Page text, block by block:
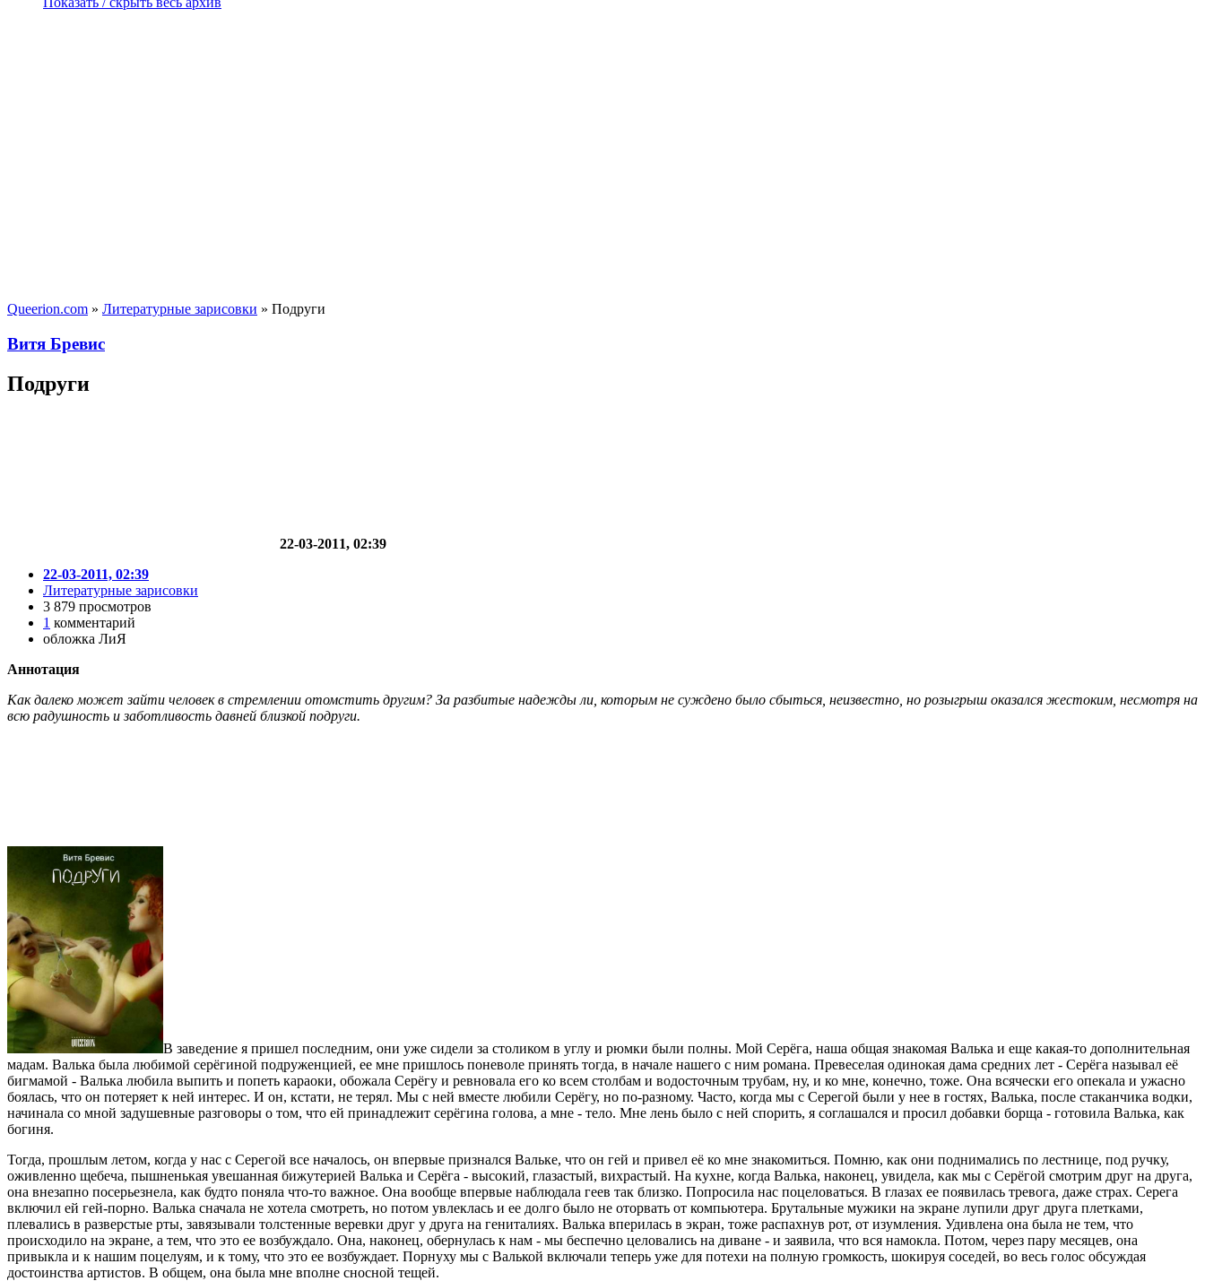
Queerion.com » Литературные зарисовки » Подруги
Витя Бревис
Подруги
22-03-2011, 02:39
22-03-2011, 02:39
Литературные зарисовки
3 879 просмотров
1 комментарий
обложка ЛиЯ
Аннотация
Как далеко может зайти человек в стремлении отомстить другим? За разбитые надежды ли, которым не суждено было сбыться, неизвестно, но розыгрыш оказался жестоким, несмотря на
всю радушность и заботливость давней близкой подруги.
В заведение я пришел последним, они уже сидели за столиком в углу и рюмки были полны. Мой Серёга, наша общая знакомая Валька и еще какая-то дополнительная
мадам. Валька была любимой серёгиной подруженцией, ее мне пришлось поневоле принять тогда, в начале нашего с ним романа. Превеселая одинокая дама средних лет - Серёга называл её
бигмамой - Валька любила выпить и попеть караоки, обожала Серёгу и ревновала его ко всем столбам и водосточным трубам, ну, и ко мне, конечно, тоже. Она всячески его опекала и ужасно
боялась, что он потеряет к ней интерес. И он, кстати, не терял. Мы с ней вместе любили Серёгу, но по-разному. Часто, когда мы с Серегой были у нее в гостях, Валька, после стаканчика водки,
начинала со мной задушевные разговоры о том, что ей принадлежит серёгина голова, а мне - тело. Мне лень было с ней спорить, я соглашался и просил добавки борща - готовила Валька, как
богиня.
Тогда, прошлым летом, когда у нас с Серегой все началось, он впервые признался Вальке, что он гей и привел её ко мне знакомиться. Помню, как они поднимались по лестнице, под ручку,
оживленно щебеча, пышненькая увешанная бижутерией Валька и Серёга - высокий, глазастый, вихрастый. На кухне, когда Валька, наконец, увидела, как мы с Серёгой смотрим друг на друга,
она внезапно посерьезнела, как будто поняла что-то важное. Она вообще впервые наблюдала геев так близко. Попросила нас поцеловаться. В глазах ее появилась тревога, даже страх. Серега
включил ей гей-порно. Валька сначала не хотела смотреть, но потом увлеклась и ее долго было не оторвать от компьютера. Брутальные мужики на экране лупили друг друга плетками,
плевались в разверстые рты, завязывали толстенные веревки друг у друга на гениталиях. Валька вперилась в экран, тоже распахнув рот, от изумления. Удивлена она была не тем, что
происходило на экране, а тем, что это ее возбуждало. Она, наконец, обернулась к нам - мы беспечно целовались на диване - и заявила, что вся намокла. Потом, через пару месяцев, она
привыкла и к нашим поцелуям, и к тому, что это ее возбуждает. Порнуху мы с Валькой включали теперь уже для потехи на полную громкость, шокируя соседей, во весь голос обсуждая
достоинства артистов. В общем, она была мне вполне сносной тещей.